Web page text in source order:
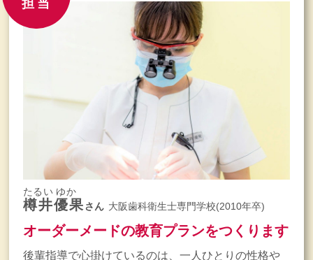
担当
たるい ゆか
樽井優果 さん 大阪歯科衛生士専門学校(2010年卒)
オーダーメードの教育プランをつくります
後輩指導で心掛けているのは、一人ひとりの性格や